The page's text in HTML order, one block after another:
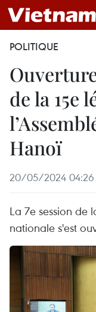
POLITIQUE
de la 15e
Hanoï
20/05/2024 04:26
La 7e session de
nationale s'est